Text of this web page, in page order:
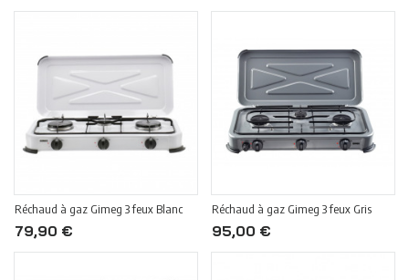
Réchaud à gaz Gimeg 3 feux Blanc
79,90 €
Réchaud à gaz Gimeg 3 feux Gris
95,00 €